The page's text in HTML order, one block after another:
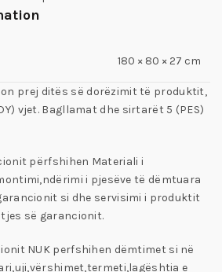
180 × 80 × 27 cm
prej ditës së dorëzimit të produktit,
vjet. Bagllamat dhe sirtarët 5 (PES)
përfshihen Materiali i
i pjesëve të dëmtuara
si dhe servisimi i produktit
së garancionit.
NUK perfshihen dëmtimet si në
e